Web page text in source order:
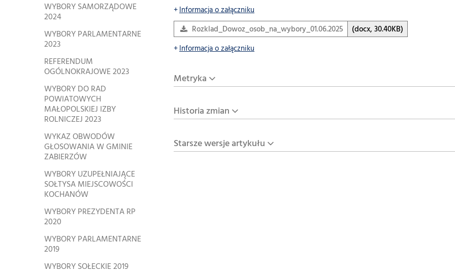
WYBORY SAMORZĄDOWE
2024
WYBORY PARLAMENTARNE
2023
REFERENDUM
OGÓLNOKRAJOWE 2023
WYBORY DO RAD
POWIATOWYCH
MAŁOPOLSKIEJ IZBY
ROLNICZEJ 2023
WYKAZ OBWODÓW
GŁOSOWANIA W GMINIE
ZABIERZÓW
WYBORY UZUPEŁNIAJĄCE
SOŁTYSA MIEJSCOWOŚCI
KOCHANÓW
WYBORY PREZYDENTA RP
2020
WYBORY PARLAMENTARNE
2019
WYBORY SOŁECKIE 2019
Informacja o załączniku
Rozklad_Dowoz_osob_na_wybory_01.06.2025
(docx, 30.40KB)
Informacja o załączniku
Metryka
Historia zmian
Starsze wersje artykułu